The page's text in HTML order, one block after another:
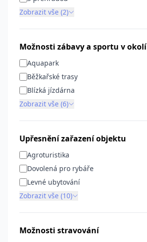
Zobrazit vše (2)
Možnosti zábavy a sportu v okolí
Aquapark
Běžkařské trasy
Blízká jízdárna
Zobrazit vše (6)
Upřesnění zařazení objektu
Agroturistika
Dovolená pro rybáře
Levné ubytování
Zobrazit vše (10)
Možnosti stravování